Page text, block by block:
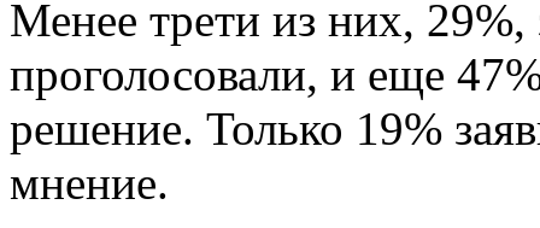
Менее трети из них, 29%,
проголосовали, и еще
решение. Только 19%
мнение.